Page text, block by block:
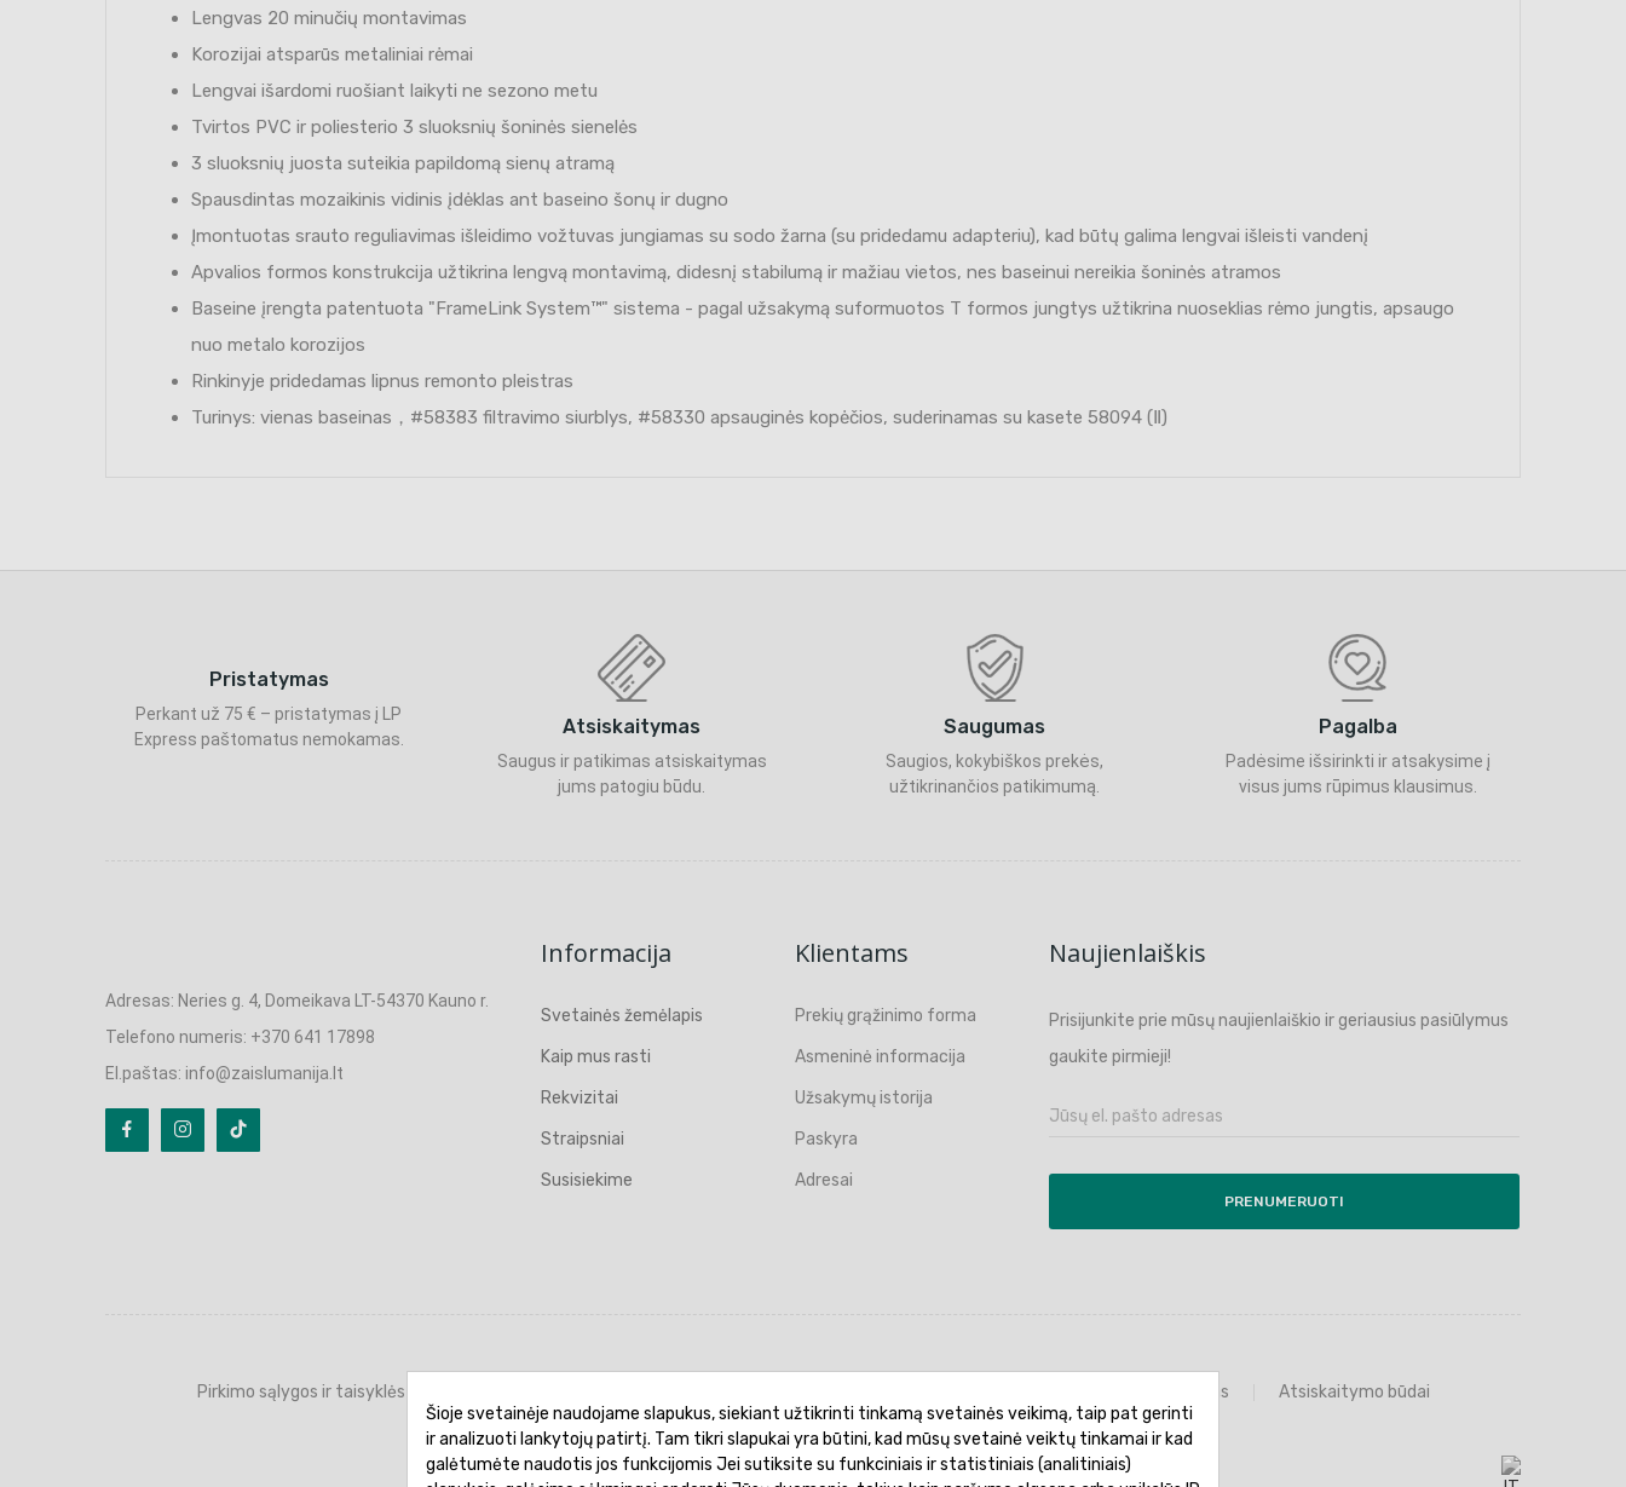
Lengvas 20 minučių montavimas
Korozijai atsparūs metaliniai rėmai
Lengvai išardomi ruošiant laikyti ne sezono metu
Tvirtos PVC ir poliesterio 3 sluoksnių šoninės sienelės
3 sluoksnių juosta suteikia papildomą sienų atramą
Spausdintas mozaikinis vidinis įdėklas ant baseino šonų ir dugno
Įmontuotas srauto reguliavimas išleidimo vožtuvas jungiamas su sodo žarna (su pridedamu adapteriu), kad būtų galima lengvai išleisti vandenį
Apvalios formos konstrukcija užtikrina lengvą montavimą, didesnį stabilumą ir mažiau vietos, nes baseinui nereikia šoninės atramos
Baseine įrengta patentuota "FrameLink System™" sistema - pagal užsakymą suformuotos T formos jungtys užtikrina nuoseklias rėmo jungtis, apsaugo
nuo metalo korozijos
Rinkinyje pridedamas lipnus remonto pleistras
Turinys: vienas baseinas，#58383 filtravimo siurblys, #58330 apsauginės kopėčios, suderinamas su kasete 58094 (Ⅱ)
Pristatymas
Perkant už 75 € – pristatymas į LP
Express paštomatus nemokamas.
Atsiskaitymas
Saugus ir patikimas atsiskaitymas
jums patogiu būdu.
Saugumas
Saugios, kokybiškos prekės,
užtikrinančios patikimumą.
Pagalba
Padėsime išsirinkti ir atsakysime į
visus jums rūpimus klausimus.
Adresas: Neries g. 4, Domeikava LT-54370 Kauno r.
Telefono numeris: +370 641 17898
El.paštas: info@zaislumanija.lt
Informacija
Svetainės žemėlapis
Kaip mus rasti
Rekvizitai
Straipsniai
Susisiekime
Klientams
Prekių grąžinimo forma
Asmeninė informacija
Užsakymų istorija
Paskyra
Adresai
Naujienlaiškis
Prisijunkite prie mūsų naujienlaiškio ir geriausius pasiūlymus
gaukite pirmieji!
PRENUMERUOTI
Pirkimo sąlygos ir taisyklės Prekių grąžinimas
Atsiskaitymo būdai
Šioje svetainėje naudojame slapukus, siekiant užtikrinti tinkamą svetainės veikimą, taip pat gerinti
ir analizuoti lankytojų patirtį. Tam tikri slapukai yra būtini, kad mūsų svetainė veiktų tinkamai ir kad
galėtumėte naudotis jos funkcijomis Jei sutiksite su funkciniais ir statistiniais (analitiniais)